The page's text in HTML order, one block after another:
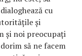
cu
și
și noi preocupați
să ne facem